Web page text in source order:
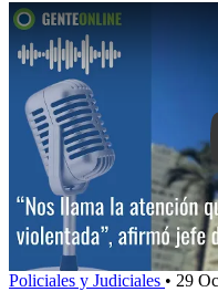
Policiales y Judiciales • 29